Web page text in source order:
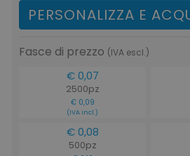
PERSONALIZZA E
Fasce di prezzo (IVA escl.)
€ 0,07
2500pz
€ 0,09
(IVA incl.)
€ 0,08
500pz